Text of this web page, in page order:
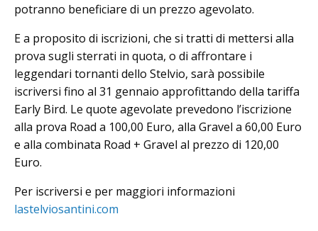
potranno beneficiare di un prezzo agevolato.
E a proposito di iscrizioni, che si tratti di mettersi alla
prova sugli sterrati in quota, o di affrontare i
leggendari tornanti dello Stelvio, sarà possibile
iscriversi fino al 31 gennaio approfittando della tariffa
Early Bird. Le quote agevolate prevedono l’iscrizione
alla prova Road a 100,00 Euro, alla Gravel a 60,00 Euro
e alla combinata Road + Gravel al prezzo di 120,00
Euro.
Per iscriversi e per maggiori informazioni
lastelviosantini.com